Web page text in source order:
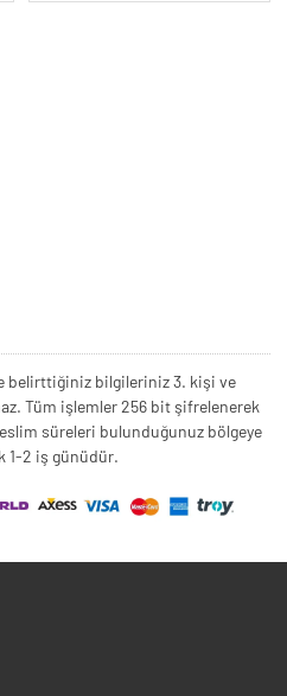
belirttiğiniz bilgileriniz 3. kişi ve
Tüm işlemler 256 bit şifrelenerek
süreleri bulunduğunuz bölgeye
1-2 iş günüdür.